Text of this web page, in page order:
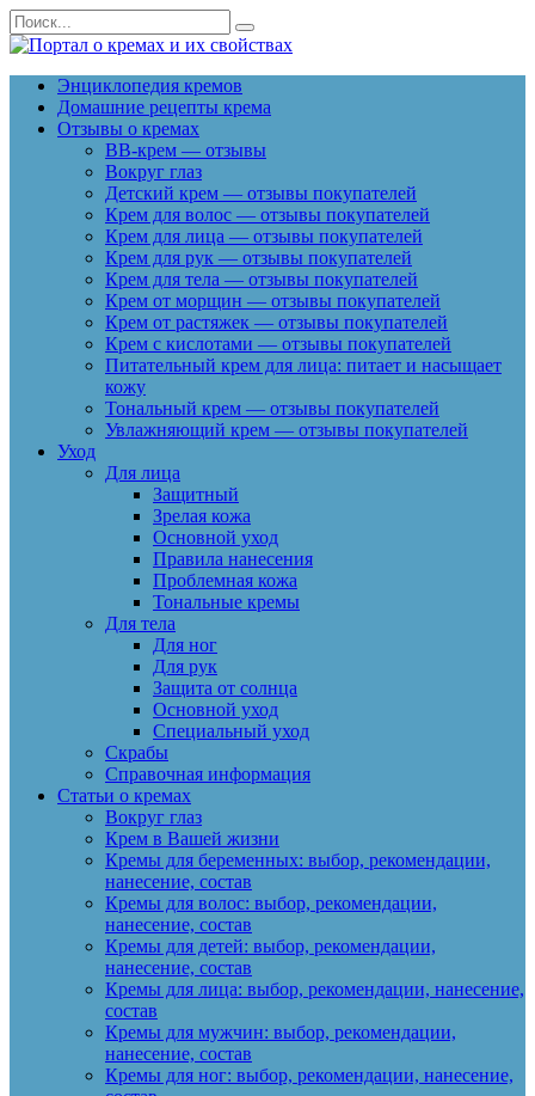
Перейти
к
содержанию
Search
for:
Энциклопедия кремов
Домашние рецепты крема
Отзывы о кремах
BB-крем — отзывы
Вокруг глаз
Детский крем — отзывы покупателей
Крем для волос — отзывы покупателей
Крем для лица — отзывы покупателей
Крем для рук — отзывы покупателей
Крем для тела — отзывы покупателей
Крем от морщин — отзывы покупателей
Крем от растяжек — отзывы покупателей
Крем с кислотами — отзывы покупателей
Питательный крем для лица: питает и насыщает
кожу
Тональный крем — отзывы покупателей
Увлажняющий крем — отзывы покупателей
Уход
Для лица
Защитный
Зрелая кожа
Основной уход
Правила нанесения
Проблемная кожа
Тональные кремы
Для тела
Для ног
Для рук
Защита от солнца
Основной уход
Специальный уход
Скрабы
Справочная информация
Статьи о кремах
Вокруг глаз
Крем в Вашей жизни
Кремы для беременных: выбор, рекомендации,
нанесение, состав
Кремы для волос: выбор, рекомендации,
нанесение, состав
Кремы для детей: выбор, рекомендации,
нанесение, состав
Кремы для лица: выбор, рекомендации, нанесение,
состав
Кремы для мужчин: выбор, рекомендации,
нанесение, состав
Кремы для ног: выбор, рекомендации, нанесение,